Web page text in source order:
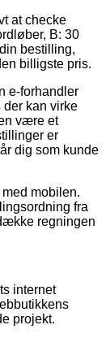
at checke
B: 30
bestilling,
billigste pris.
e-forhandler
der kan virke
være et
er
dig som kunde
mobilen.
fra
regningen
internet
projekt.